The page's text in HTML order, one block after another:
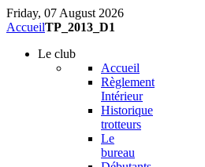
Friday, 07 August 2026
AccueilTP_2013_D1
Le club
Accueil
Règlement
Intérieur
Historique
trotteurs
Le
bureau